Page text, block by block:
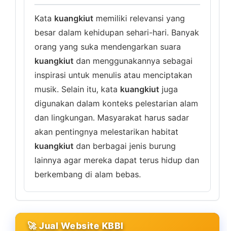
Kata kuangkiut memiliki relevansi yang
besar dalam kehidupan sehari-hari. Banyak
orang yang suka mendengarkan suara
kuangkiut dan menggunakannya sebagai
inspirasi untuk menulis atau menciptakan
musik. Selain itu, kata kuangkiut juga
digunakan dalam konteks pelestarian alam
dan lingkungan. Masyarakat harus sadar
akan pentingnya melestarikan habitat
kuangkiut dan berbagai jenis burung
lainnya agar mereka dapat terus hidup dan
berkembang di alam bebas.
🚀 Jual Website KBBI